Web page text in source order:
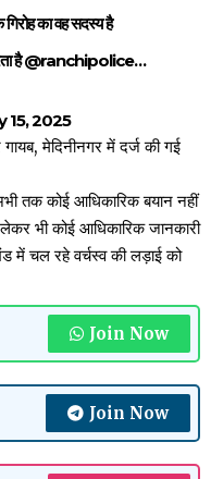
का वह सदस्य है
है@ranchipolice…
15, 2025
मेदिनीनगर में दर्ज की गई
तक कोई आधिकारिक बयान नहीं
भी कोई आधिकारिक जानकारी
में चल रहे वर्चस्व की लड़ाई को
Join Now
Join Now